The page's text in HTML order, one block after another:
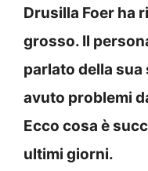
Drusilla Foer ha
grosso. Il
parlato della
avuto problemi
Ecco cosa è
ultimi giorni.